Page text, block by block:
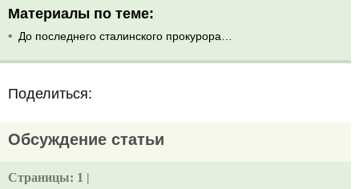
Материалы по теме:
До последнего сталинского прокурора…
Поделиться:
Обсуждение статьи
Страницы: 1 |